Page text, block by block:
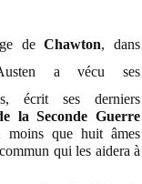
deChawton, dans
a vécu ses
écrit ses derniers
la Seconde Guerre
que huit âmes
qui les aidera à